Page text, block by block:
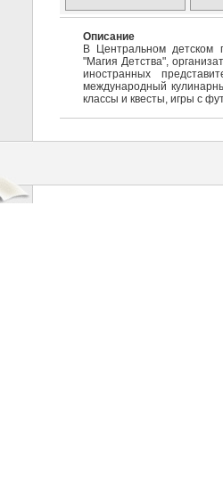
Описание
В Центральном детском
"Магия Детства",
иностранных
международный
классы и квесты, игры с